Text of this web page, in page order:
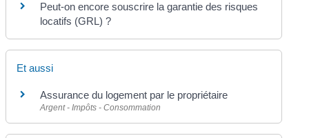
Peut-on encore souscrire la garantie des risques
locatifs (GRL) ?
Et aussi
Assurance du logement par le propriétaire
Argent - Impôts - Consommation